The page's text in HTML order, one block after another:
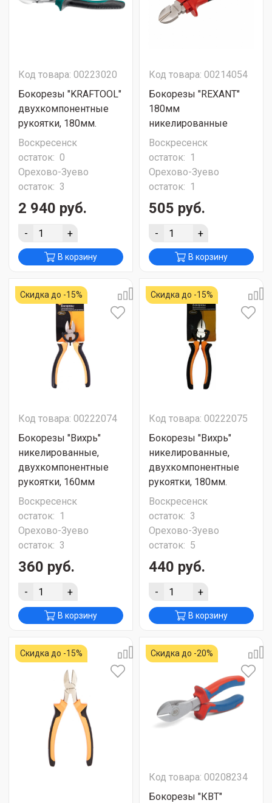
Код товара: 00223020
Бокорезы "KRAFTOOL"
двухкомпонентные
рукоятки, 180мм.
Воскресенск
остаток: 0
Орехово-Зуево
остаток: 3
2 940 руб.
- +
В корзину
Код товара: 00214054
Бокорезы "REXANT"
180мм
никелированные
Воскресенск
остаток: 1
Орехово-Зуево
остаток: 1
505 руб.
- +
В корзину
Скидка до -15%
Код товара: 00222074
Бокорезы "Вихрь"
никелированные,
двухкомпонентные
рукоятки, 160мм
Воскресенск
остаток: 1
Орехово-Зуево
остаток: 3
360 руб.
- +
В корзину
Скидка до -15%
Код товара: 00222075
Бокорезы "Вихрь"
никелированные,
двухкомпонентные
рукоятки, 180мм.
Воскресенск
остаток: 3
Орехово-Зуево
остаток: 5
440 руб.
- +
В корзину
Скидка до -15% Скидка до -20%
Код товара: 00208234
Бокорезы "КВТ"